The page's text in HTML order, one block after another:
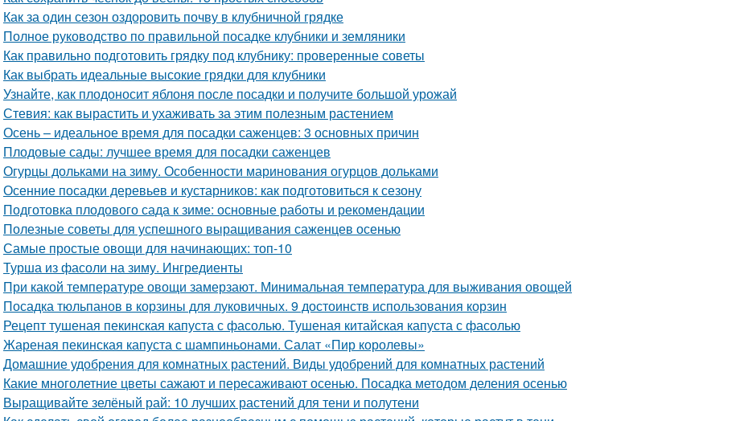
Как за один сезон оздоровить почву в клубничной грядке
Полное руководство по правильной посадке клубники и земляники
Как правильно подготовить грядку под клубнику: проверенные советы
Как выбрать идеальные высокие грядки для клубники
Узнайте, как плодоносит яблоня после посадки и получите большой урожай
Стевия: как вырастить и ухаживать за этим полезным растением
Осень – идеальное время для посадки саженцев: 3 основных причин
Плодовые сады: лучшее время для посадки саженцев
Огурцы дольками на зиму. Особенности маринования огурцов дольками
Осенние посадки деревьев и кустарников: как подготовиться к сезону
Подготовка плодового сада к зиме: основные работы и рекомендации
Полезные советы для успешного выращивания саженцев осенью
Самые простые овощи для начинающих: топ-10
Турша из фасоли на зиму. Ингредиенты
При какой температуре овощи замерзают. Минимальная температура для выживания овощей
Посадка тюльпанов в корзины для луковичных. 9 достоинств использования корзин
Рецепт тушеная пекинская капуста с фасолью. Тушеная китайская капуста с фасолью
Жареная пекинская капуста с шампиньонами. Салат «Пир королевы»
Домашние удобрения для комнатных растений. Виды удобрений для комнатных растений
Какие многолетние цветы сажают и пересаживают осенью. Посадка методом деления осенью
Выращивайте зелёный рай: 10 лучших растений для тени и полутени